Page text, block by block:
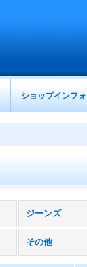
ショップインフォ
ジーンズ
その他